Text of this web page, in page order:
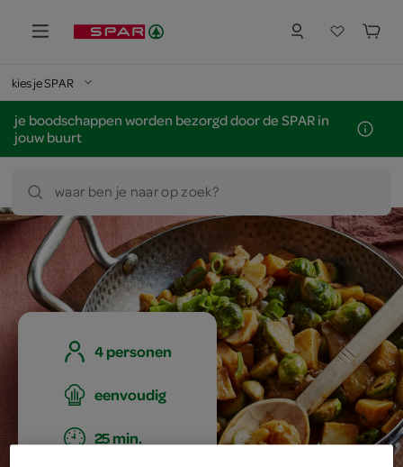
kies je SPAR
je boodschappen worden bezorgd door de SPAR in
jouw buurt
waar ben je naar op zoek?
4 personen
eenvoudig
25 min.